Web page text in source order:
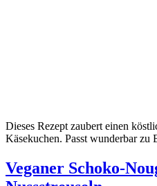
Dieses Rezept zaubert einen
Käsekuchen. Passt wunderbar zu
Veganer Schoko-